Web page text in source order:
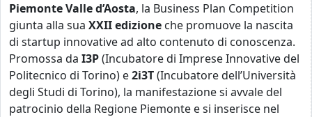
Piemonte Valle d’Aosta, la Business Plan Competition
giunta alla sua XXII edizione che promuove la nascita
di startup innovative ad alto contenuto di conoscenza.
Promossa da I3P(Incubatore di Imprese Innovative del
Politecnico di Torino) e2i3T(Incubatore dell’Università
degli Studi di Torino), la manifestazione si avvale del
patrocinio della Regione Piemonte e si inserisce nel